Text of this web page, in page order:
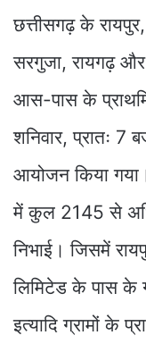
छत्तीसगढ़ के रायपुर,
सरगुजा, रायगढ़ और
आस-पास के
शनिवार, प्रातः 7
आयोजन किया
में कुल 2145 से
निभाई। जिसमें
लिमिटेड के पास के
इत्यादि ग्रामों के